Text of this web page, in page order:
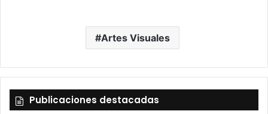
Artes Visuales
Publicaciones destacadas